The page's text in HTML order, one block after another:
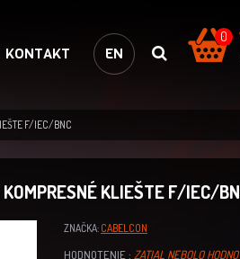
KONTAKT EN
0
F/IEC/BNC
KLIEŠTE F/IEC/
ZNAČKA: CABELCON
HODNOTENIE : ZATIAL NEBOLO